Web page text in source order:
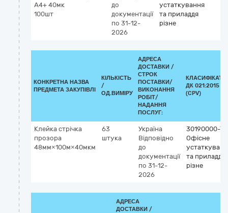
A4+ 40мк
100шт
до
документації
по 31-12-
2026
устаткування
та приладдя
різне
КОНКРЕТНА НАЗВА
ПРЕДМЕТА ЗАКУПІВЛІ
КІЛЬКІСТЬ
/
ОД.ВИМІРУ
АДРЕСА
ДОСТАВКИ /
СТРОК
ПОСТАВКИ/
ВИКОНАННЯ
РОБІТ/
НАДАННЯ
ПОСЛУГ:
ДК 021:2015
(CPV)
Клейка стрічка
прозора
48мм×100м×40мкм
63
штука
Україна
Відповідно
до
документації
по 31-12-
2026
30190000-7
Офісне
та приладдя
різне
АДРЕСА
ДОСТАВКИ /